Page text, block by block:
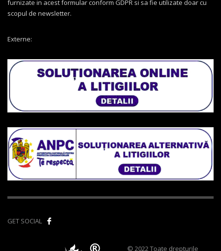
furnizate in acest formular conform GDPR si sa fie utilizate doar cu
scopul de newsletter.
Externe:
GET SOCIAL
© 2022 Toate drepturile